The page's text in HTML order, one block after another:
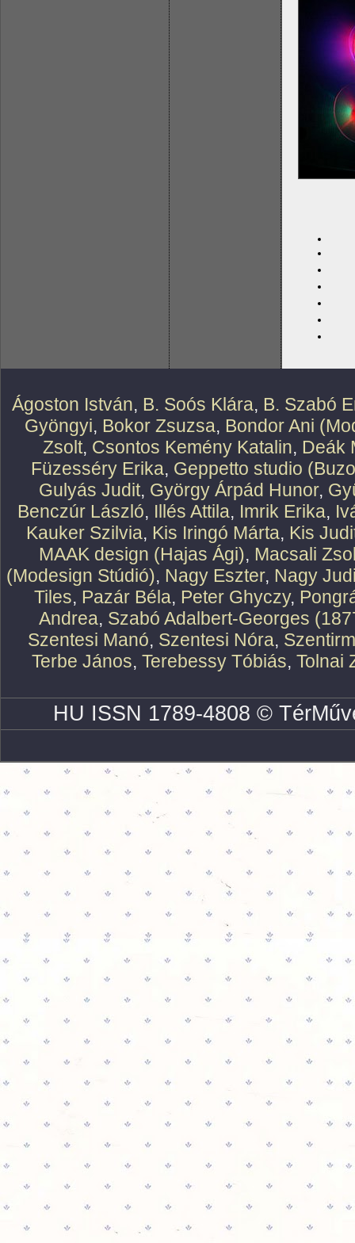
Ágoston István, B. Soós Klára, B. Szabó
Gyöngyi, Bokor Zsuzsa, Bondor Ani
Zsolt, Csontos Kemény Katalin, Deák
Füzesséry Erika, Geppetto studio
Gulyás Judit, György Árpád Hunor,
Benczúr László, Illés Attila, Imrik Erika,
Kauker Szilvia, Kis Iringó Márta, Kis
MAAK design (Hajas Ági), Macsali
(Modesign Stúdió), Nagy Eszter, Nagy
Tiles, Pazár Béla, Peter Ghyczy,
Andrea, Szabó Adalbert-Georges
Szentesi Manó, Szentesi Nóra,
Terbe János, Terebessy Tóbiás, Tolnai
HU ISSN 1789-4808 ©